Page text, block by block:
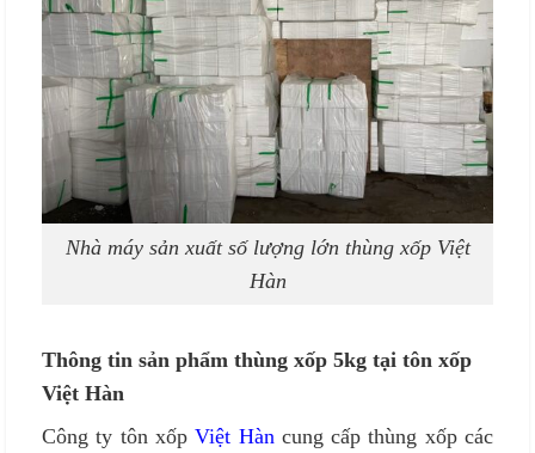
Nhà máy sản xuất số lượng lớn thùng xốp Việt
Hàn
Thông tin sản phẩm thùng xốp 5kg tại tôn xốp
Việt Hàn
Công ty tôn xốpViệt Hàn cung cấp thùng xốp các